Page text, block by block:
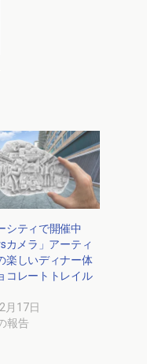
シティで開催中
カメラ」アーティ
楽しいディナー体
コレートトレイル
月17日
報告